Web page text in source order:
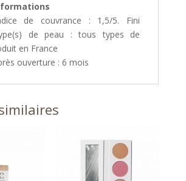
de couvrance : 1,5/5. Fini
de peau : tous types de
en France
ouverture : 6 mois